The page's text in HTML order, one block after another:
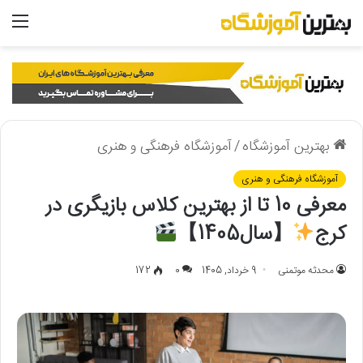
بهترین آموزشگاه/آموزشگاه فرهنگی و هنری
آموزشگاه فرهنگی و هنری
معرفی 10 تا از بهترین کلاس بازیگری در
کرج
【سال1405】
محدثه موتمنی 9 خرداد, 1405 0
172